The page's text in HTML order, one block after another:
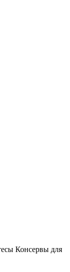
Консервы для